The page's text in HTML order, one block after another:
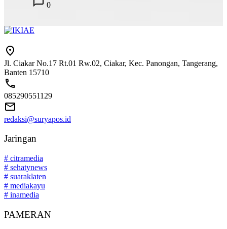
0
Jl. Ciakar No.17 Rt.01 Rw.02, Ciakar, Kec. Panongan, Tangerang,
Banten 15710
085290551129
redaksi@suryapos.id
Jaringan
# citramedia
# sehatynews
# suaraklaten
# mediakayu
# inamedia
PAMERAN